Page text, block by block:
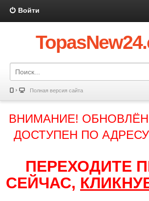
Войти
Полная версия сайта
ВНИМАНИЕ!
ДОСТУПЕН ПО АДРЕСУ
ПЕРЕХОДИТЕ
СЕЙЧАС,